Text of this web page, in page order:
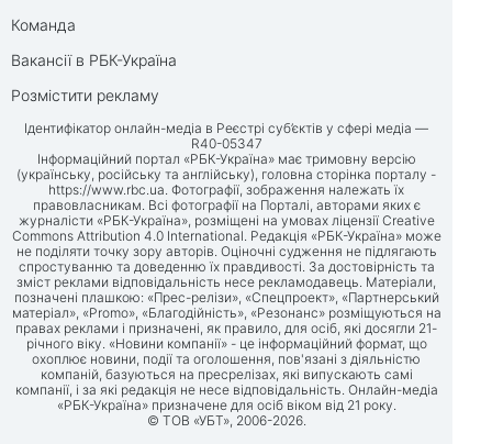
Команда
Вакансії в РБК-Україна
Розмістити рекламу
Ідентифікатор онлайн-медіа в Реєстрі суб’єктів у сфері медіа —
R40-05347
Інформаційний портал «РБК-Україна» має тримовну версію
(українську, російську та англійську), головна сторінка порталу -
https://www.rbc.ua. Фотографії, зображення належать їх
правовласникам. Всі фотографії на Порталі, авторами яких є
журналісти «РБК-Україна», розміщені на умовах ліцензії Creative
Commons Attribution 4.0 International. Редакція «РБК-Україна» може
не поділяти точку зору авторів. Оціночні судження не підлягають
спростуванню та доведенню їх правдивості. За достовірність та
зміст реклами відповідальність несе рекламодавець. Матеріали,
позначені плашкою: «Прес-релізи», «Спецпроект», «Партнерський
матеріал», «Promo», «Благодійність», «Резонанс» розміщуються на
правах реклами і призначені, як правило, для осіб, які досягли 21-
річного віку. «Новини компанії» - це інформаційний формат, що
охоплює новини, події та оголошення, пов'язані з діяльністю
компаній, базуються на пресрелізах, які випускають самі
компанії, і за які редакція не несе відповідальність. Онлайн-медіа
«РБК-Україна» призначене для осіб віком від 21 року.
© ТОВ «УБТ», 2006-2026.